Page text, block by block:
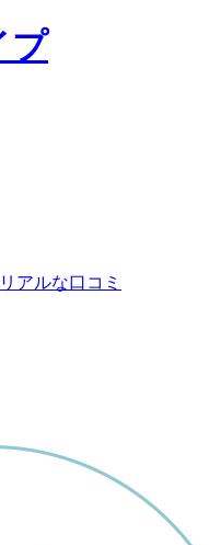
アルな口コミ